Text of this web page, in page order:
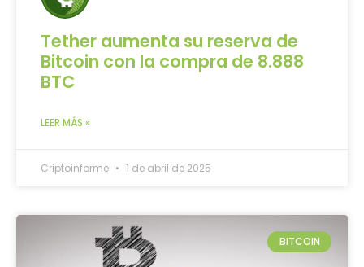
Tether aumenta su reserva de
Bitcoin con la compra de 8.888
BTC
LEER MÁS »
Criptoinforme 1 de abril de 2025
BITCOIN